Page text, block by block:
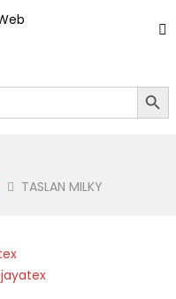
Search
TASLAN MILKY